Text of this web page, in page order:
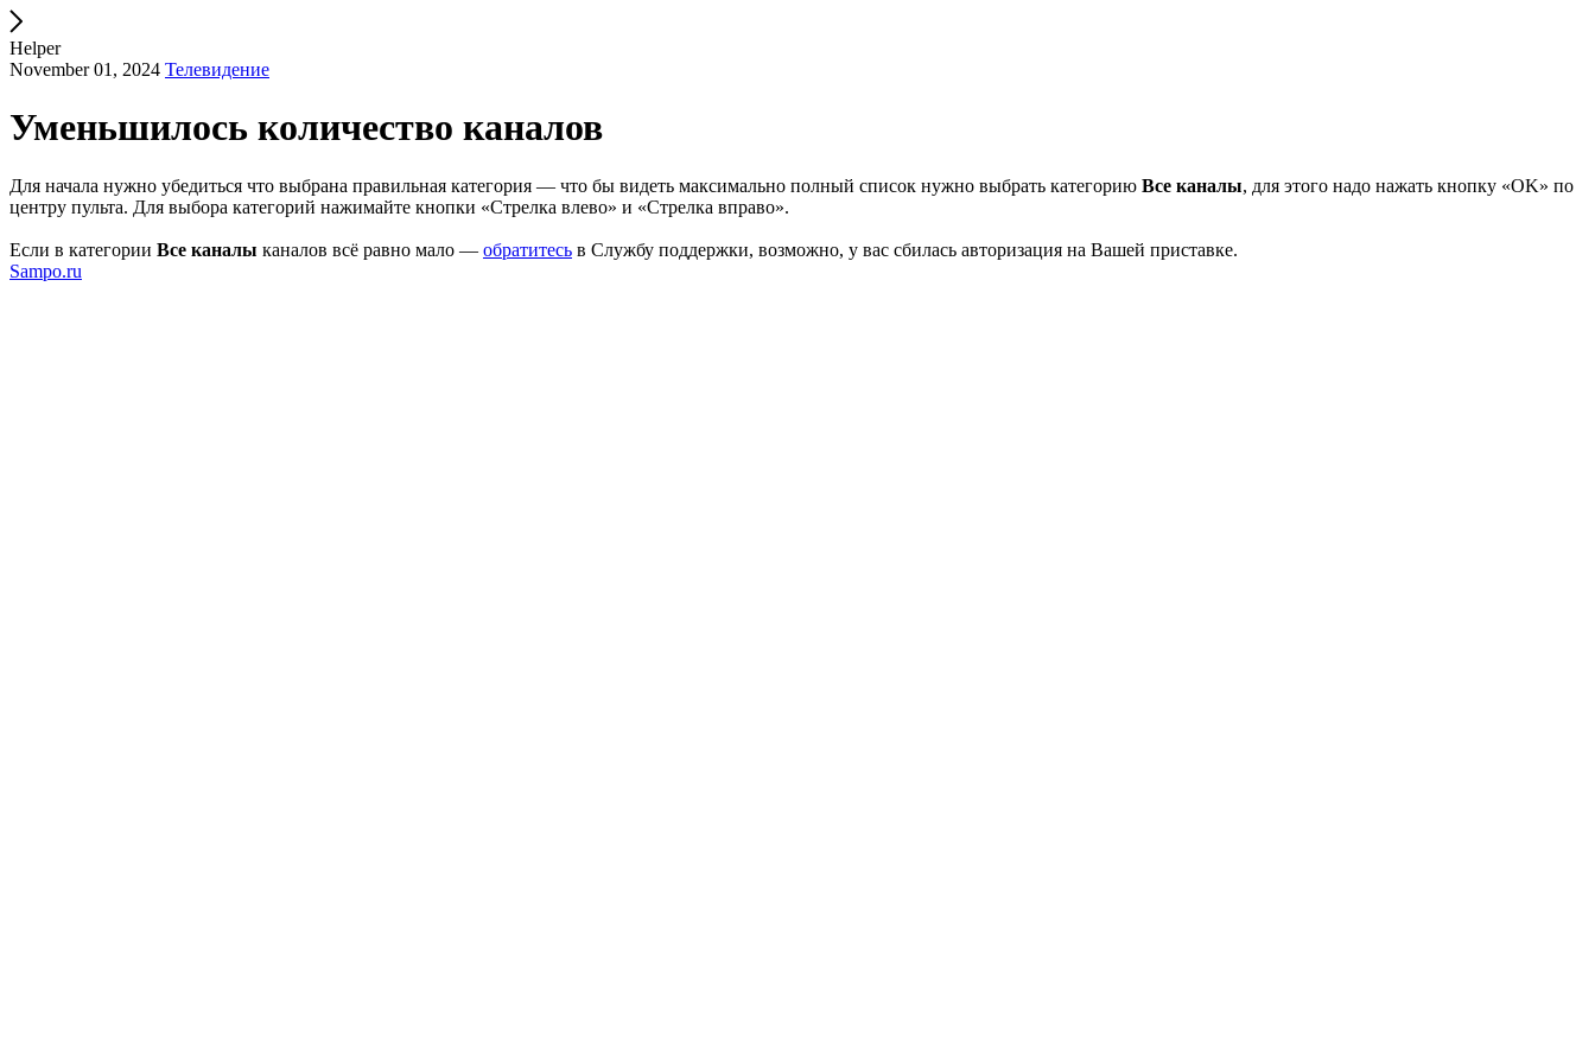
Helper
November 01, 2024 Телевидение
Уменьшилось количество каналов
Для начала нужно убедиться что выбрана правильная категория — что бы видеть максимально полный список нужно выбрать категорию Все каналы, для этого надо нажать кнопку «OK» по
центру пульта. Для выбора категорий нажимайте кнопки «Стрелка влево» и «Стрелка вправо».
Если в категории Все каналы каналов всё равно мало — обратитесь в Службу поддержки, возможно, у вас сбилась авторизация на Вашей приставке.
Sampo.ru